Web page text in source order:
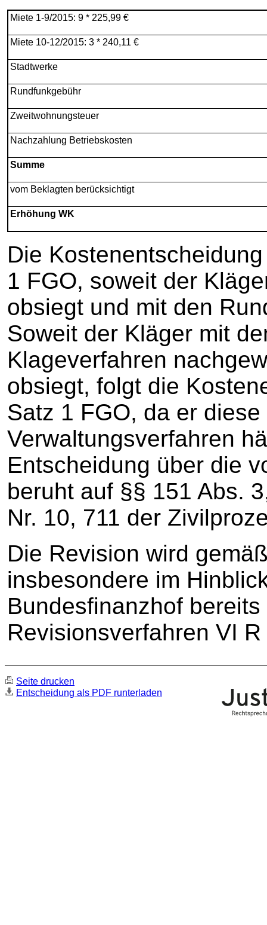
Miete 1-9/2015: 9 * 225,99 €
Miete 10-12/2015: 3 * 240,11 €
Stadtwerke
Rundfunkgebühr
Zweitwohnungsteuer
Nachzahlung Betriebskosten
Summe
vom Beklagten berücksichtigt
Erhöhung WK
Die
1 FGO, soweit der
obsiegt und mit den
Soweit der Kläger mit
Klageverfahren
obsiegt, folgt die
Satz 1 FGO, da er
Verwaltungsverfahren
Entscheidung über die
beruht auf §§ 151 Abs.
Nr. 10, 711 der
Die Revision wird
insbesondere im
Bundesfinanzhof
Revisionsverfahren VI
Seite drucken
Entscheidung als PDF runterladen